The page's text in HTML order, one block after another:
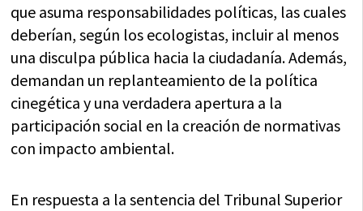
que asuma responsabilidades políticas, las cuales
deberían, según los ecologistas, incluir al menos
una disculpa pública hacia la ciudadanía. Además,
demandan un replanteamiento de la política
cinegética y una verdadera apertura a la
participación social en la creación de normativas
con impacto ambiental.
En respuesta a la sentencia del Tribunal Superior